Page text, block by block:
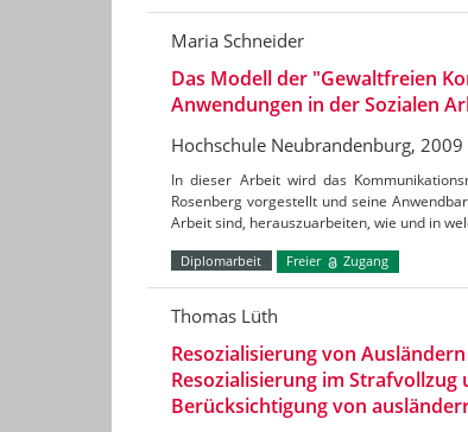
Maria Schneider
Das Modell der "Gewaltfreien
Anwendungen in der Sozialen
Hochschule Neubrandenburg, 2009
In dieser Arbeit wird das
Rosenberg vorgestellt und seine
Arbeit sind, herauszuarbeiten, wie und in
Diplomarbeit Freier Zugang
Thomas Lüth
Resozialisierung von
Resozialisierung im
Berücksichtigung von